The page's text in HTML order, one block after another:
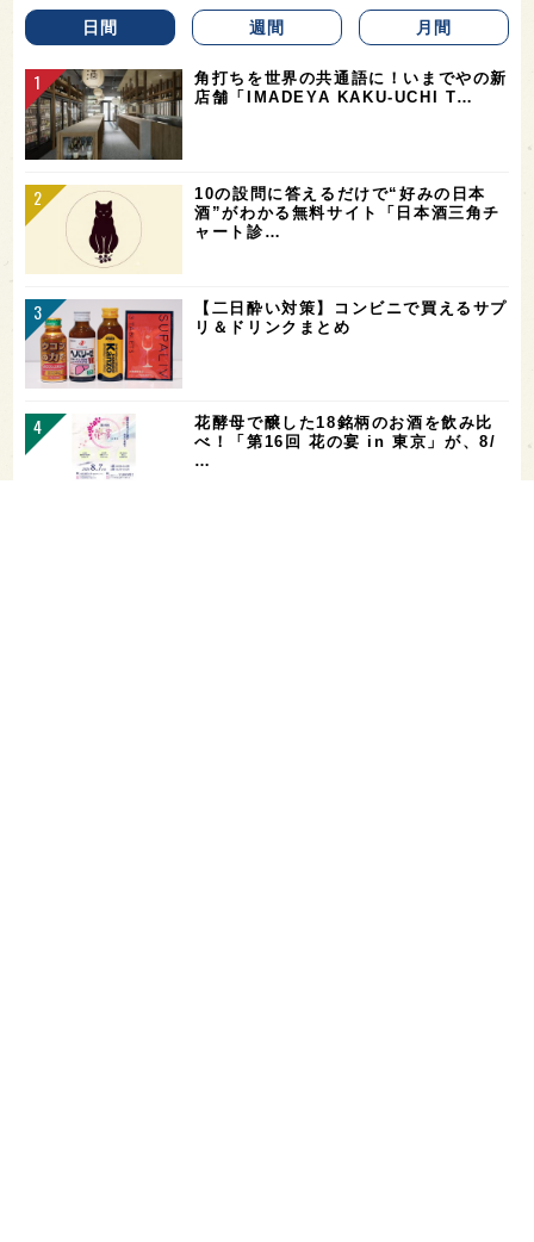
日間 週間 月間
角打ちを世界の共通語に！いまでやの新
店舗「IMADEYA KAKU-UCHI T…
10の設問に答えるだけで“好みの日本
酒”がわかる無料サイト「日本酒三角チ
ャート診…
【二日酔い対策】コンビニで買えるサプ
リ＆ドリンクまとめ
花酵母で醸した18銘柄のお酒を飲み比
べ！「第16回 花の宴 in 東京」が、8/
…